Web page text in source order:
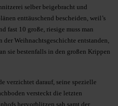
selber beigebracht und
enttäuschend bescheiden, weil’s
fast 10 große, riesige muss man
Weihnachtsgeschichte entstanden,
sie bestenfalls in den großen Krippen
verzichtet darauf, seine spezielle
versteckt die letzten
hervorblitzen sah samt der